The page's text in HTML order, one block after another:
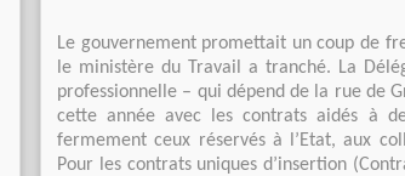
Le gouvernement promettait un coup de
le ministère du Travail a tranché. La
professionnelle – qui dépend de la rue de
cette année avec les contrats aidés à
fermement ceux réservés à l’Etat, aux
Pour les contrats uniques d’insertion